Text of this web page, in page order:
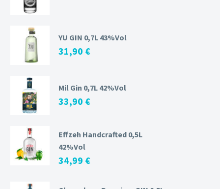
YU GIN 0,7L 43%Vol
31,90 €
Mil Gin 0,7L 42%Vol
33,90 €
Effzeh Handcrafted 0,5L
42%Vol
34,99 €